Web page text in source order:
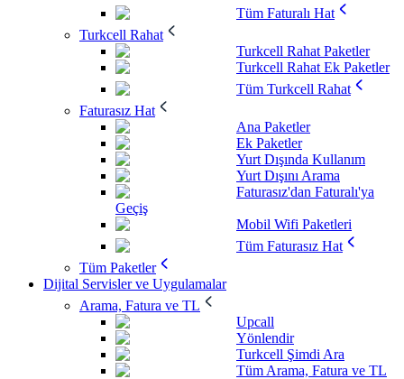
Tüm Faturalı Hat
Turkcell Rahat
Turkcell Rahat Paketler
Turkcell Rahat Ek Paketler
Tüm Turkcell Rahat
Faturasız Hat
Ana Paketler
Ek Paketler
Yurt Dışında Kullanım
Yurt Dışını Arama
Faturasız'dan Faturalı'ya
Geçiş
Mobil Wifi Paketleri
Tüm Faturasız Hat
Tüm Paketler
Dijital Servisler ve Uygulamalar
Arama, Fatura ve TL
Upcall
Yönlendir
Turkcell Şimdi Ara
Tüm Arama, Fatura ve TL